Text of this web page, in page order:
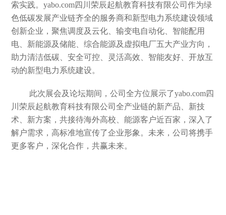
索实践。yabo.com四川荣辰起航教育科技有限公司作为绿
色低碳发展产业链齐全的服务商和新型电力系统建设领域
创新企业，聚焦调度及云化、输变电自动化、智能配用
电、新能源及储能、综合能源及虚拟电厂五大产业方向，
助力清洁低碳、安全可控、灵活高效、智能友好、开放互
动的新型电力系统建设。
此次展会及论坛期间，公司全方位展示了yabo.com四
川荣辰起航教育科技有限公司全产业链的新产品、新技
术、新方案，共接待海外高校、能源客户近百家，深入了
解户需求，高标准地宣传了企业形象。未来，公司将携手
更多客户，深化合作，共赢未来。